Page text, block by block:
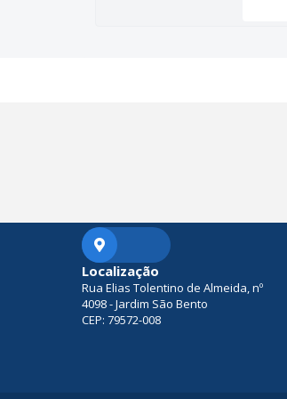
Localização
Rua Elias Tolentino de Almeida, nº
4098 - Jardim São Bento
CEP: 79572-008